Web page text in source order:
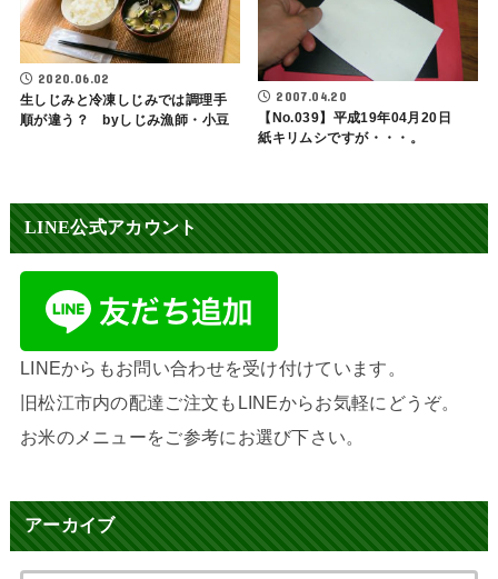
2020.06.02
生しじみと冷凍しじみでは調理手
順が違う？ byしじみ漁師・小豆
2007.04.20
【No.039】平成19年04月20日
紙キリムシですが・・・。
LINE公式アカウント
LINEからもお問い合わせを受け付けています。
旧松江市内の配達ご注文もLINEからお気軽にどうぞ。
お米のメニューをご参考にお選び下さい。
アーカイブ